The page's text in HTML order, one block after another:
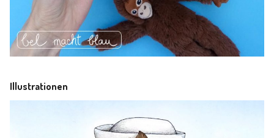
Illustrationen